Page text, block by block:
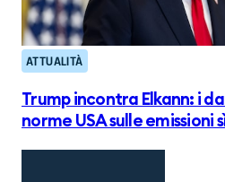
ATTUALITÀ
Trump incontra Elkann: i
norme USA sulle emissioni